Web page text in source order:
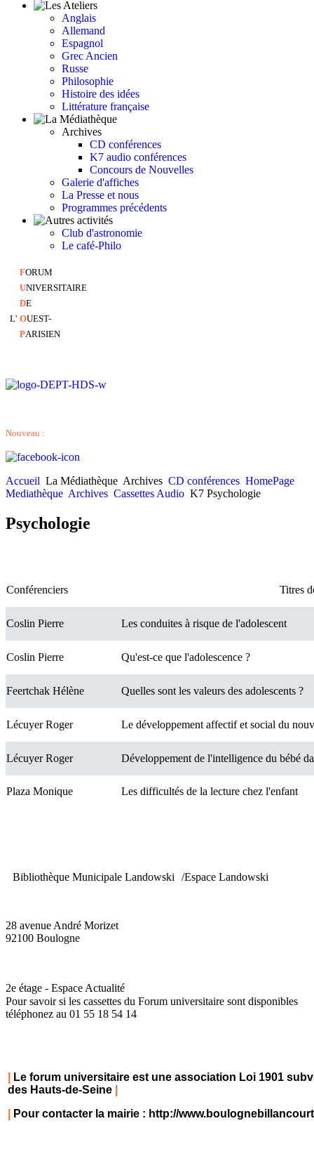
Anglais
Allemand
Espagnol
Grec Ancien
Russe
Philosophie
Histoire des idées
Littérature française
Archives
CD conférences
K7 audio conférences
Concours de Nouvelles
Galerie d'affiches
La Presse et nous
Programmes précédents
Club d'astronomie
Le café-Philo
FORUM
UNIVERSITAIRE
DE
L' OUEST-
PARISIEN
Nouveau :
Accueil La Médiathèque Archives CD conférences HomePage
Mediathèque Archives Cassettes Audio K7 Psychologie
Psychologie
Conférenciers Titres
Coslin Pierre Les conduites à risque de l'adolescent
Coslin Pierre Qu'est-ce que l'adolescence ?
Feertchak Hélène Quelles sont les valeurs des adolescents ?
Lécuyer Roger Le développement affectif et social du
Lécuyer Roger Développement de l'intelligence du bébé
Plaza Monique Les difficultés de la lecture chez l'enfant
Bibliothèque Municipale Landowski /Espace Landowski
28 avenue André Morizet
92100 Boulogne
2e étage - Espace Actualité
Pour savoir si les cassettes du Forum universitaire sont disponibles
téléphonez au 01 55 18 54 14
Le forum universitaire est une association Loi 1901
des Hauts-de-Seine
Pour contacter la mairie : http://